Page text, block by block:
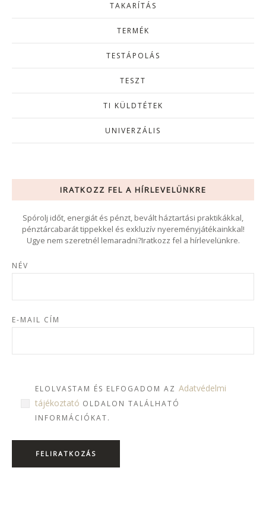
TAKARÍTÁS
TERMÉK
TESTÁPOLÁS
TESZT
TI KÜLDTÉTEK
UNIVERZÁLIS
IRATKOZZ FEL A HÍRLEVELÜNKRE
Spórolj időt, energiát és pénzt, bevált háztartási praktikákkal,
pénztárcabarát tippekkel és exkluzív nyereményjátékainkkal!
Ugye nem szeretnél lemaradni?Iratkozz fel a hírlevelünkre.
NÉV
E-MAIL CÍM
ELOLVASTAM ÉS ELFOGADOM AZ Adatvédelmi
tájékoztató OLDALON TALÁLHATÓ
INFORMÁCIÓKAT.